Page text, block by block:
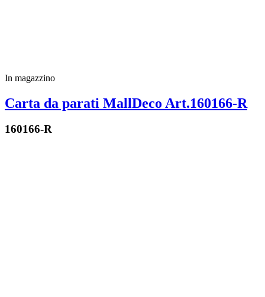
In magazzino
Carta da parati MallDeco Art.160166-R
160166-R